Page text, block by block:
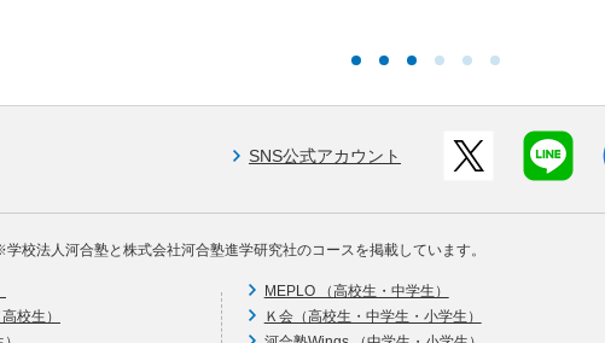
SNS公式アカウント
校法人河合塾と株式会社河合塾進学研究社のコースを掲載しています。
校生）
MEPLO （高校生・中学生）
Ｋ会（高校生・中学生・小学生）